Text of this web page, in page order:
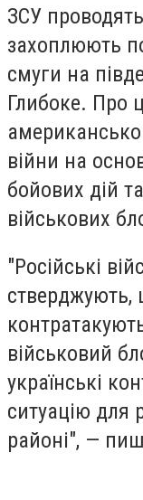
ЗСУ
захоплюють
смуги на
Глибоке. Про
війни на
бойових дій
військових
"Російські
стверджують,
військовий
українські
ситуацію для
районі", —